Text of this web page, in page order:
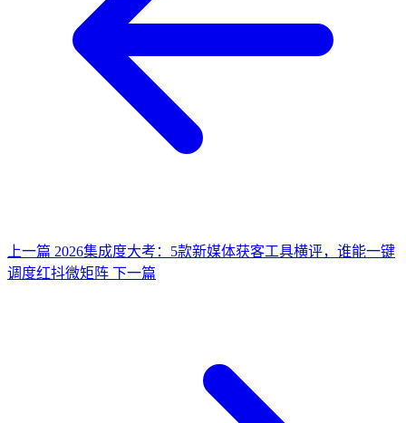
上一篇 2026集成度大考：5款新媒体获客工具横评，谁能一键
调度红抖微矩阵 下一篇